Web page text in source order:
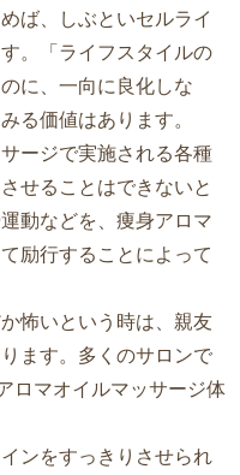
ば、しぶといセルライ
。「ライフスタイルの
に、一向に良化しな
る価値はあります。
ージで実施される各種
せることはできないと
動などを、痩身アロマ
励行することによって
怖いという時は、親友
ます。多くのサロンで
ロマオイルマッサージ体
ンをすっきりさせられ